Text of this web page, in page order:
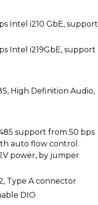
Intel i210 GbE, support
Intel i219GbE, support
High Definition Audio,
support from 50 bps
auto flow control.
power, by jumper
Type A connector
DIO